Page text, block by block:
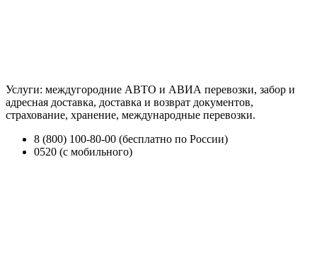
Услуги: междугородние АВТО и АВИА перевозки, забор и
адресная доставка, доставка и возврат документов,
страхование, хранение, международные перевозки.
8 (800) 100-80-00 (бесплатно по России)
0520 (с мобильного)